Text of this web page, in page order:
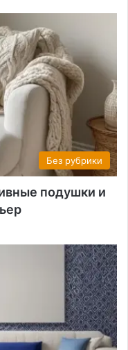
Без рубрики
подушки и